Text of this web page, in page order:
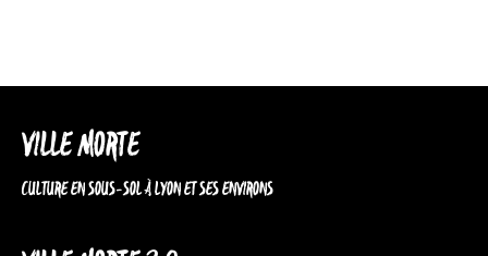
VILLE MORTE
CULTURE EN SOUS-SOL À LYON ET SES ENVIRONS